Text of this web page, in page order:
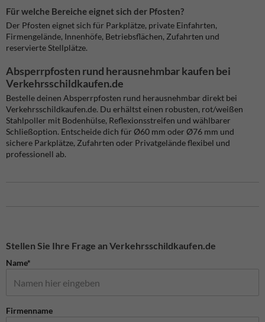
Für welche Bereiche eignet sich der Pfosten?
Der Pfosten eignet sich für Parkplätze, private Einfahrten,
Firmengelände, Innenhöfe, Betriebsflächen, Zufahrten und
reservierte Stellplätze.
Absperrpfosten rund herausnehmbar kaufen bei
Verkehrsschildkaufen.de
Bestelle deinen Absperrpfosten rund herausnehmbar direkt bei
Verkehrsschildkaufen.de. Du erhältst einen robusten, rot/weißen
Stahlpoller mit Bodenhülse, Reflexionsstreifen und wählbarer
Schließoption. Entscheide dich für Ø60 mm oder Ø76 mm und
sichere Parkplätze, Zufahrten oder Privatgelände flexibel und
professionell ab.
Stellen Sie Ihre Frage an Verkehrsschildkaufen.de
Name*
Firmenname